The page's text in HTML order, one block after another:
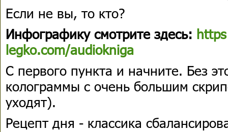
Если не вы, то кто?
Инфографику смотрите здесь:
legko.com/audiokniga
С первого пункта и начните. Без
колограммы с очень большим
уходят).
Рецепт дня - классика